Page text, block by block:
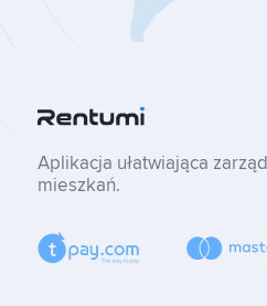
Aplikacja ułatwiająca
mieszkań.